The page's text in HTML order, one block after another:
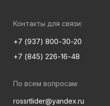
Контакты для связи:
+7 (937) 800-30-20
+7 (845) 226-16-48
По всем вопросам:
rossrtlider@yandex.ru